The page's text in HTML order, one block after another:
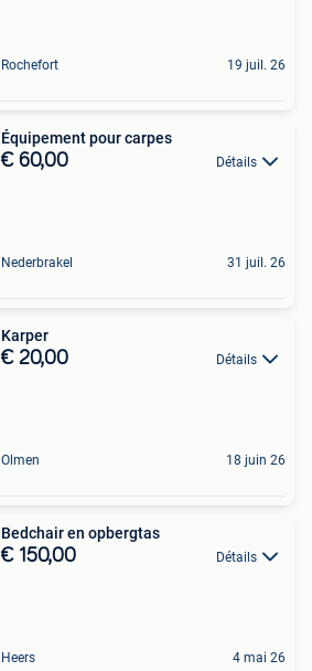
Rochefort 19 juil. 26
Équipement pour carpes
€ 60,00 Détails
Nederbrakel 31 juil. 26
Karper
€ 20,00 Détails
Olmen 18 juin 26
Bedchair en opbergtas
€ 150,00 Détails
Heers 4 mai 26